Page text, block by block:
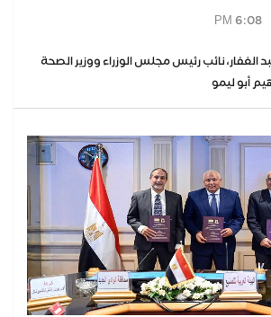
الغفار، نائب رئيس مجلس الوزراء ووزير الصحة
أبو ليمو